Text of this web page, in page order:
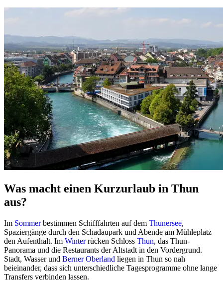
Was macht einen Kurzurlaub in Thun
aus?
Im Sommerbestimmen Schifffahrten auf dem Thunersee,
Spaziergänge durch den Schadaupark und Abende am Mühleplatz
den Aufenthalt. Im Winterrücken Schloss Thun, das Thun-
Panorama und die Restaurants der Altstadt in den Vordergrund.
Stadt, Wasser und Berner Oberland liegen in Thun so nah
beieinander, dass sich unterschiedliche Tagesprogramme ohne lange
Transfers verbinden lassen.